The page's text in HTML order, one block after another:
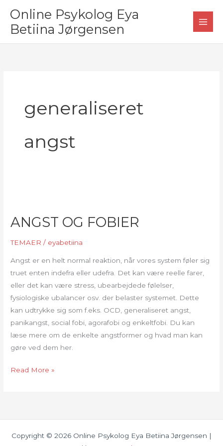
indholdet
Online Psykolog Eya
Betiina Jørgensen
generaliseret
angst
ANGST OG FOBIER
TEMAER / eyabetiina
Angst er en helt normal reaktion, når vores system føler sig
truet enten indefra eller udefra. Det kan være reelle farer,
eller det kan være stress, ubearbejdede følelser,
fysiologiske ubalancer osv. der belaster systemet. Dette
kan udtrykke sig som f.eks. OCD, generaliseret angst,
panikangst, social fobi, agorafobi og enkeltfobi. Du kan
læse mere om de enkelte angstformer og hvad man kan
gøre ved dem her.
ANGST
Read More »
Copyright © 2026 Online Psykolog Eya Betiina Jørgensen |